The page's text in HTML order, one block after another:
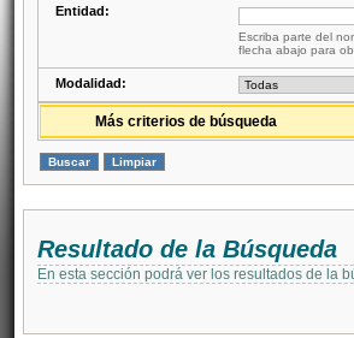
Entidad:
Escriba parte del
flecha abajo para
Modalidad:
Más criterios de búsqueda
Resultado de la Búsqueda
En esta sección podrá ver los resultados de la